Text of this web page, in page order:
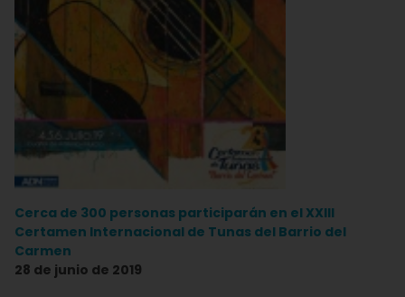
Cerca de 300 personas participarán en el XXIII
Certamen Internacional de Tunas del Barrio del
Carmen
28 de junio de 2019